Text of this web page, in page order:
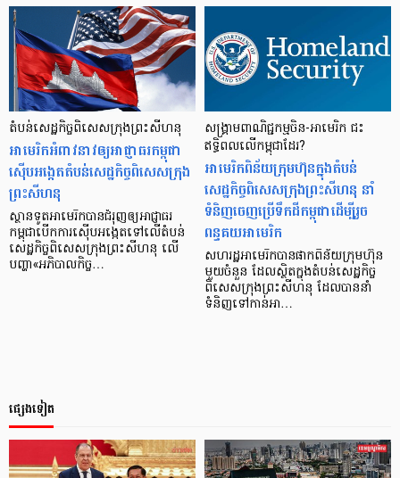
តំបន់​សេដ្ឋកិច្ច​ពិសេស​ក្រុង​ព្រះសីហនុ
អាមេរិក​អំពាវនាវ​ឲ្យ​អាជ្ញាធរ​កម្ពុជា​
ស៊ើបអង្កេត​តំបន់​សេដ្ឋកិច្ច​ពិសេស​ក្រុង​
ព្រះសីហនុ
ស្ថានទូត​អាមេរិក​បាន​ជំរុញ​ឲ្យ​អាជ្ញាធរ​
កម្ពុជា​បើក​ការ​ស៊ើប​អង្កេត​ទៅ​លើ​តំបន់​
សេដ្ឋកិច្ច​ពិសេស​ក្រុង​ព្រះសីហនុ លើ​
បញ្ហា​«អភិបាល​កិច្ច…
សង្គ្រាម​ពាណិជ្ជកម្ម​ចិន-អាមេរិក ជះ
ឥទ្ធិពល​លើ​កម្ពុជាដែរ?
អាមេរិក​ពិន័យ​ក្រុមហ៊ុន​ក្នុង​តំបន់​
សេដ្ឋកិច្ច​ពិសេស​ក្រុង​ព្រះសីហនុ នាំ​
ទំនិញ​ចេញ​ប្រើ​ទឹកដី​កម្ពុជា​ដើម្បី​រួច​
ពន្ធគយ​អាមេរិក
សហរដ្ឋ​អាមេរិក​បាន​ផាក​ពិន័យ​ក្រុមហ៊ុន​
មួយ​ចំនួន ដែល​ស្ថិត​ក្នុង​តំបន់​សេដ្ឋកិច្ច​
ពិសេស​ក្រុង​ព្រះសីហនុ ដែល​បាន​នាំ​
ទំនិញ​ទៅ​កាន់​អា…
ផ្សេងទៀត